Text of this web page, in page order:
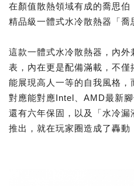
在顏值散熱領域有成的喬思伯
精品級一體式水冷散熱器「喬
這款一體式水冷散熱器，內
表，內在更是配備滿載，不僅
能展現高人一等的自我風格
對應能對應Intel、AMD最新
還有六年保固，以及「水冷
推出，就在玩家圈造成了轟動